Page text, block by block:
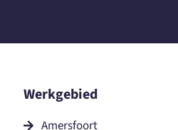
Werkgebied
Amersfoort